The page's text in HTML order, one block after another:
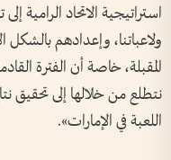
استراتيجية الاتحاد الرامية
ولاعباتنا، وإعدادهم بالشكل
المقبلة، خاصة أن الفترة
نتطلع من خلالها إلى تحقيق
اللعبة في الإمارات».